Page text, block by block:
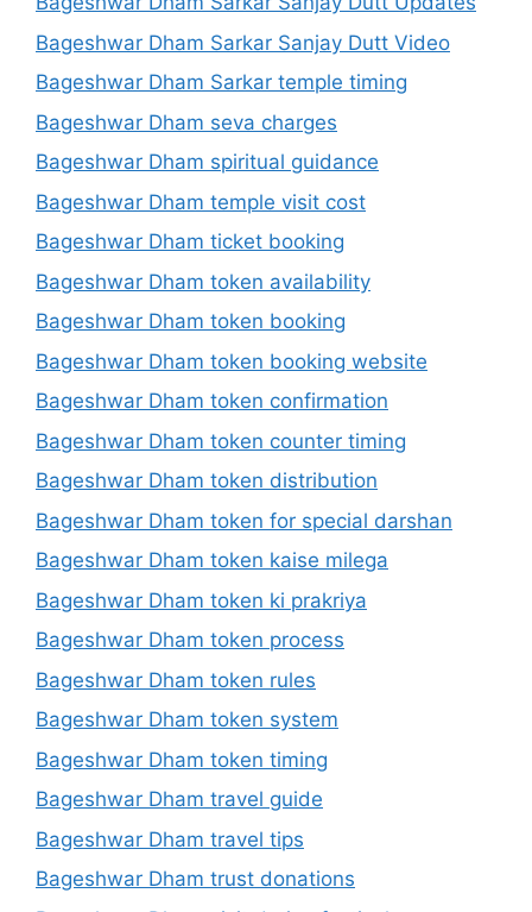
Bageshwar Dham Sarkar Sanjay Dutt Video
Bageshwar Dham Sarkar temple timing
Bageshwar Dham seva charges
Bageshwar Dham spiritual guidance
Bageshwar Dham temple visit cost
Bageshwar Dham ticket booking
Bageshwar Dham token availability
Bageshwar Dham token booking
Bageshwar Dham token booking website
Bageshwar Dham token confirmation
Bageshwar Dham token counter timing
Bageshwar Dham token distribution
Bageshwar Dham token for special darshan
Bageshwar Dham token kaise milega
Bageshwar Dham token ki prakriya
Bageshwar Dham token process
Bageshwar Dham token rules
Bageshwar Dham token system
Bageshwar Dham token timing
Bageshwar Dham travel guide
Bageshwar Dham travel tips
Bageshwar Dham trust donations